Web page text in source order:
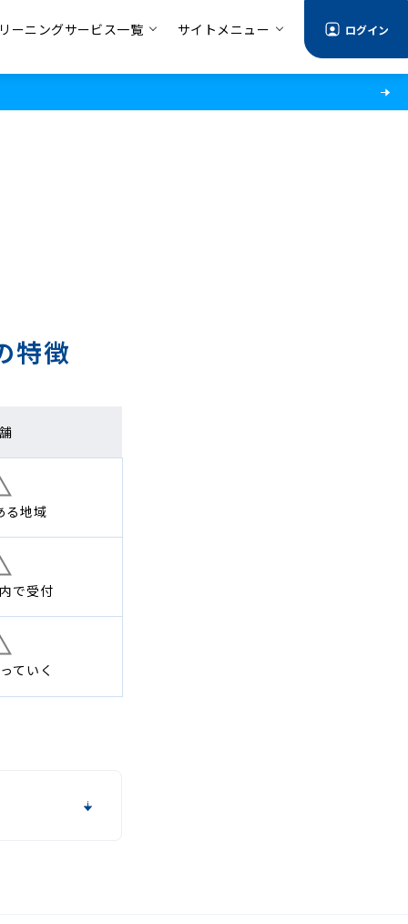
ーニングサービス一覧 サイトメニュー ログイン
特徴
る地域
で受付
ていく